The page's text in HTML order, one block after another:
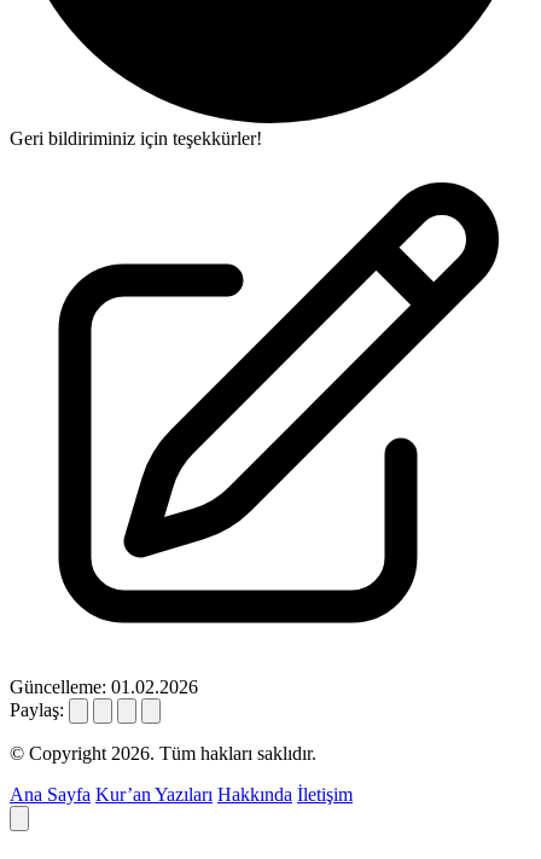
Geri bildiriminiz için teşekkürler!
Güncelleme: 01.02.2026
Paylaş:
© Copyright 2026. Tüm hakları saklıdır.
Ana Sayfa Kur’an Yazıları Hakkında İletişim